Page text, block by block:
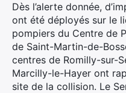
Dès l’alerte donnée,
ont été déployés sur le
pompiers du Centre de
de Saint-Martin-de-
centres de Romilly-sur-
Marcilly-le-Hayer ont
site de la collision. Le